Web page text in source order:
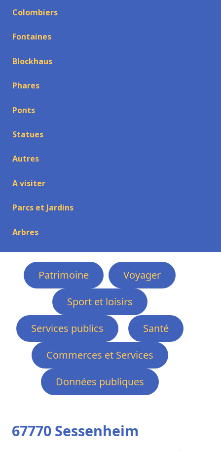
Colombiers
Fontaines
Blockhaus
Phares
Ponts
Statues
Autres
A visiter
Parcs et Jardins
Arbres
Patrimoine
Voyager
Sport et loisirs
Services publics
Santé
Commerces et Services
Données publiques
67770 Sessenheim